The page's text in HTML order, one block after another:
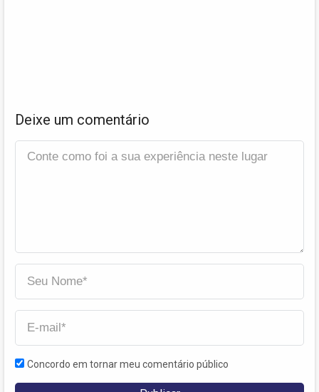
Deixe um comentário
Concordo em tornar meu comentário público